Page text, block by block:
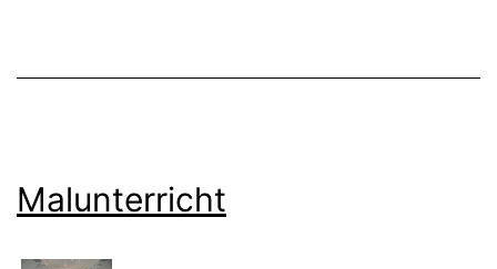
Malunterricht